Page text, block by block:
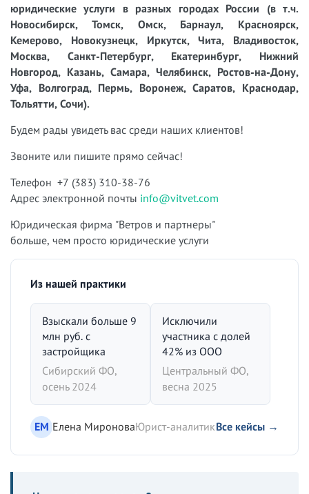
юридические услуги в разных городах России (в т.ч.
Новосибирск, Томск, Омск, Барнаул, Красноярск,
Кемерово, Новокузнецк, Иркутск, Чита, Владивосток,
Москва, Санкт-Петербург, Екатеринбург, Нижний
Новгород, Казань, Самара, Челябинск, Ростов-на-Дону,
Уфа, Волгоград, Пермь, Воронеж, Саратов, Краснодар,
Тольятти, Сочи).
Будем рады увидеть вас среди наших клиентов!
Звоните или пишите прямо сейчас!
Телефон +7 (383) 310-38-76
Адрес электронной почты info@vitvet.com
Юридическая фирма "Ветров и партнеры"
больше, чем просто юридические услуги
Из нашей практики
Взыскали больше 9
млн руб. с
застройщика
Сибирский ФО,
осень 2024
Исключили
участника с долей
42% из ООО
Центральный ФО,
весна 2025
ЕМ Елена МироноваЮрист-аналитикВсе кейсы →